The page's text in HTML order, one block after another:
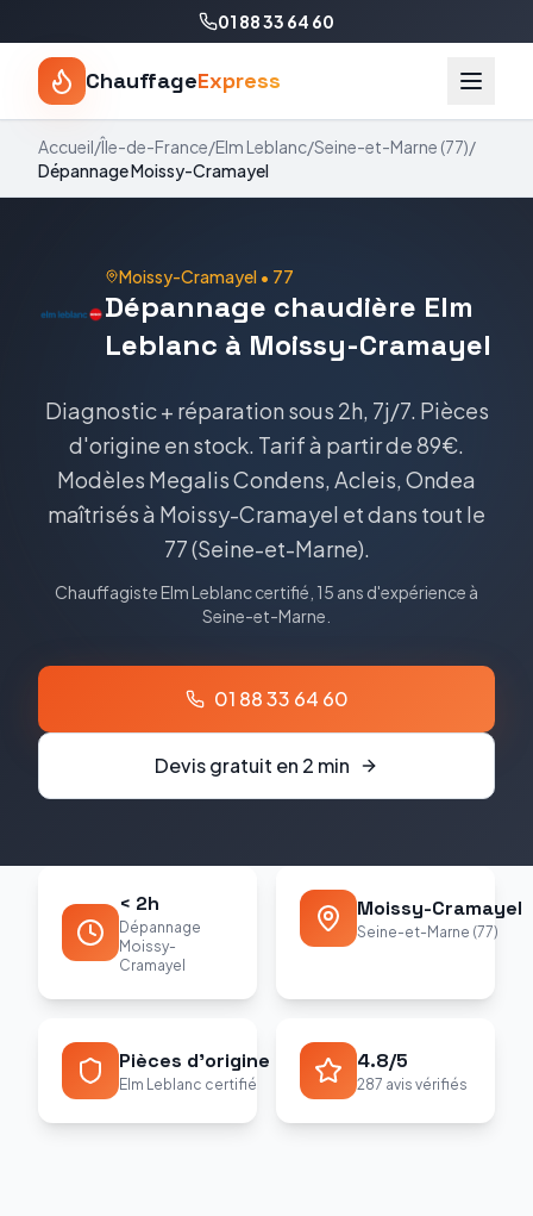
01 88 33 64 60
ChauffageExpress
Accueil/Île-de-France/Elm Leblanc/Seine-et-Marne (77)/
DépannageMoissy-Cramayel
Moissy-Cramayel • 77
Dépannage chaudière Elm
Leblanc à Moissy-Cramayel
Diagnostic + réparation sous 2h, 7j/7. Pièces
d'origine en stock. Tarifà partir de 89€.
Modèles Megalis Condens, Acleis, Ondea
maîtrisés à Moissy-Cramayel et dans tout le
77(Seine-et-Marne).
ChauffagisteElm Leblanccertifié, 15 ans d'expérience à
Seine-et-Marne
01 88 33 64 60
Devis gratuit en 2 min
< 2h
Dépannage
Moissy-
Cramayel
Moissy-Cramayel
Seine-et-Marne (77)
Pièces d'origine
Elm Leblanc certifié
4.8/5
287 avis vérifiés